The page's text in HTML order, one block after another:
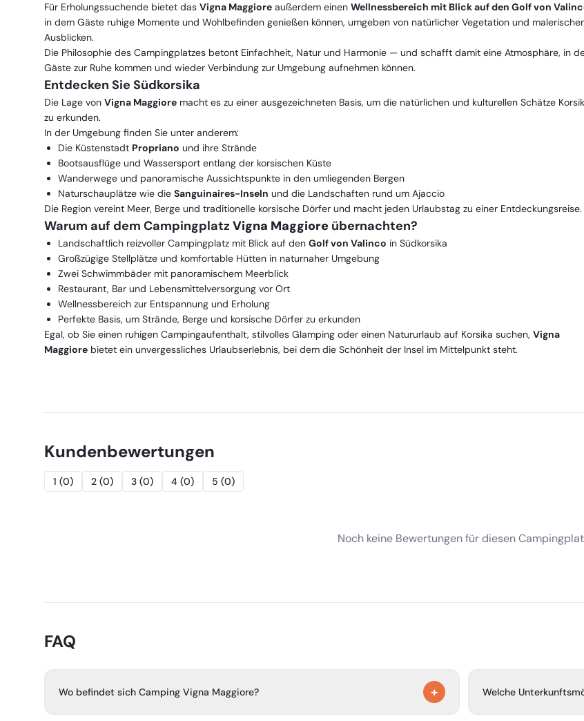
Für Erholungssuchende bietet das Vigna Maggiore außerdem einen Wellnessbereich mit Blick auf den Golf von
in dem Gäste ruhige Momente und Wohlbefinden genießen können, umgeben von natürlicher Vegetation und
Ausblicken.
Die Philosophie des Campingplatzes betont Einfachheit, Natur und Harmonie — und schafft damit eine Atmosphäre, in
Gäste zur Ruhe kommen und wieder Verbindung zur Umgebung aufnehmen können.
Entdecken Sie Südkorsika
Die Lage von Vigna Maggiore macht es zu einer ausgezeichneten Basis, um die natürlichen und kulturellen Schätze
zu erkunden.
In der Umgebung finden Sie unter anderem:
Die Küstenstadt Propriano und ihre Strände
Bootsausflüge und Wassersport entlang der korsischen Küste
Wanderwege und panoramische Aussichtspunkte in den umliegenden Bergen
Naturschauplätze wie die Sanguinaires-Inseln und die Landschaften rund um Ajaccio
Die Region vereint Meer, Berge und traditionelle korsische Dörfer und macht jeden Urlaubstag zu einer Entdeckungsreise.
Warum auf dem Campingplatz Vigna Maggiore übernachten?
Landschaftlich reizvoller Campingplatz mit Blick auf den Golf von Valinco in Südkorsika
Großzügige Stellplätze und komfortable Hütten in naturnaher Umgebung
Zwei Schwimmbäder mit panoramischem Meerblick
Restaurant, Bar und Lebensmittelversorgung vor Ort
Wellnessbereich zur Entspannung und Erholung
Perfekte Basis, um Strände, Berge und korsische Dörfer zu erkunden
Egal, ob Sie einen ruhigen Campingaufenthalt, stilvolles Glamping oder einen Natururlaub auf Korsika suchen, Vigna
Maggiore bietet ein unvergessliches Urlaubserlebnis, bei dem die Schönheit der Insel im Mittelpunkt steht.
Kundenbewertungen
1 (0) 2 (0) 3 (0) 4 (0) 5 (0)
Noch keine Bewertungen für diesen
FAQ
Wo befindet sich Camping Vigna Maggiore? + Welche